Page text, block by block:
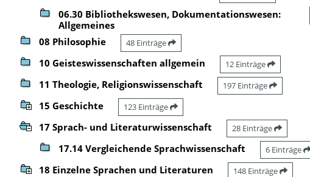
06.30 Bibliothekswesen, Dokumentationswesen:
Allgemeines
08 Philosophie 48 Einträge
10 Geisteswissenschaften allgemein 12 Einträge
11 Theologie, Religionswissenschaft 197 Einträge
15 Geschichte 123 Einträge
17 Sprach- und Literaturwissenschaft 28 Einträge
17.14 Vergleichende Sprachwissenschaft 6 Einträge
18 Einzelne Sprachen und Literaturen 148 Einträge